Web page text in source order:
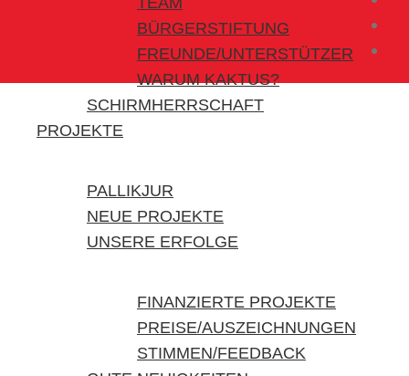
BÜRGERSTIFTUNG
FREUNDE/UNTERSTÜTZER
WARUM KAKTUS?
SCHIRMHERRSCHAFT
PROJEKTE
PALLIKJUR
NEUE PROJEKTE
UNSERE ERFOLGE
FINANZIERTE PROJEKTE
PREISE/AUSZEICHNUNGEN
STIMMEN/FEEDBACK